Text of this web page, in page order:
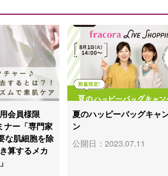
会員様限
ナー「専門家
な肌細胞を除
算するメカ
夏のハッピーバッグキャ
ン
公開日：2023.07.11